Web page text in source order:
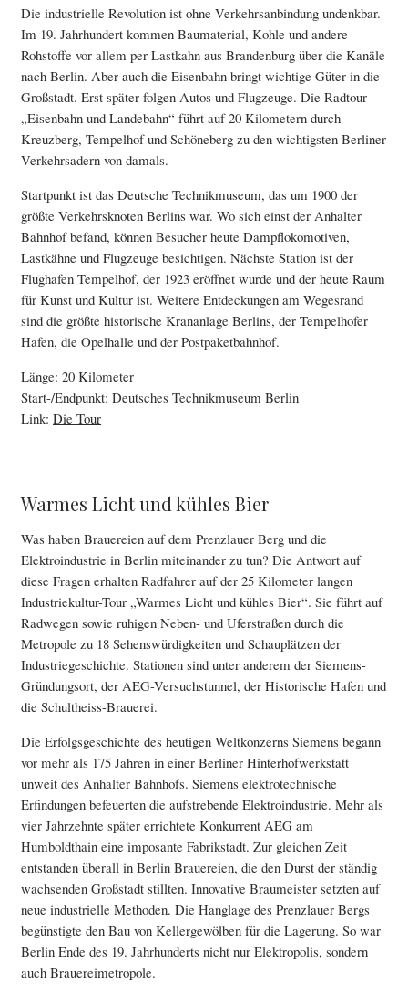
Die industrielle Revolution ist ohne Verkehrsanbindung undenkbar.
Im 19. Jahrhundert kommen Baumaterial, Kohle und andere
Rohstoffe vor allem per Lastkahn aus Brandenburg über die Kanäle
nach Berlin. Aber auch die Eisenbahn bringt wichtige Güter in die
Großstadt. Erst später folgen Autos und Flugzeuge. Die Radtour
„Eisenbahn und Landebahn“ führt auf 20 Kilometern durch
Kreuzberg, Tempelhof und Schöneberg zu den wichtigsten Berliner
Verkehrsadern von damals.
Startpunkt ist das Deutsche Technikmuseum, das um 1900 der
größte Verkehrsknoten Berlins war. Wo sich einst der Anhalter
Bahnhof befand, können Besucher heute Dampflokomotiven,
Lastkähne und Flugzeuge besichtigen. Nächste Station ist der
Flughafen Tempelhof, der 1923 eröffnet wurde und der heute Raum
für Kunst und Kultur ist. Weitere Entdeckungen am Wegesrand
sind die größte historische Krananlage Berlins, der Tempelhofer
Hafen, die Opelhalle und der Postpaketbahnhof.
Länge: 20 Kilometer
Start-/Endpunkt: Deutsches Technikmuseum Berlin
Link:Die Tour
Warmes Licht und kühles Bier
Was haben Brauereien auf dem Prenzlauer Berg und die
Elektroindustrie in Berlin miteinander zu tun? Die Antwort auf
diese Fragen erhalten Radfahrer auf der 25 Kilometer langen
Industriekultur-Tour „Warmes Licht und kühles Bier“. Sie führt auf
Radwegen sowie ruhigen Neben- und Uferstraßen durch die
Metropole zu 18 Sehenswürdigkeiten und Schauplätzen der
Industriegeschichte. Stationen sind unter anderem der Siemens-
Gründungsort, der AEG-Versuchstunnel, der Historische Hafen und
die Schultheiss-Brauerei.
Die Erfolgsgeschichte des heutigen Weltkonzerns Siemens begann
vor mehr als 175 Jahren in einer Berliner Hinterhofwerkstatt
unweit des Anhalter Bahnhofs. Siemens elektrotechnische
Erfindungen befeuerten die aufstrebende Elektroindustrie. Mehr als
vier Jahrzehnte später errichtete Konkurrent AEG am
Humboldthain eine imposante Fabrikstadt. Zur gleichen Zeit
entstanden überall in Berlin Brauereien, die den Durst der ständig
wachsenden Großstadt stillten. Innovative Braumeister setzten auf
neue industrielle Methoden. Die Hanglage des Prenzlauer Bergs
begünstigte den Bau von Kellergewölben für die Lagerung. So war
Berlin Ende des 19. Jahrhunderts nicht nur Elektropolis, sondern
auch Brauereimetropole.